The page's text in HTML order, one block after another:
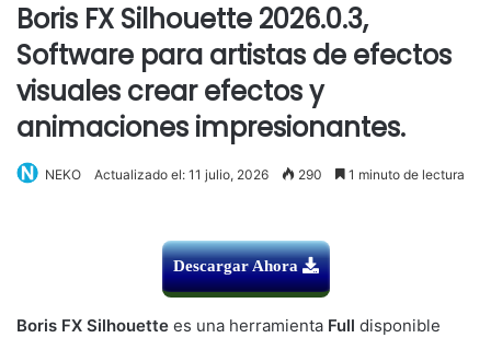
Boris FX Silhouette 2026.0.3,
Software para artistas de efectos
visuales crear efectos y
animaciones impresionantes.
NEKO Actualizado el: 11 julio, 2026 290 1 minuto de lectura
Descargar Ahora
Boris FX Silhouette es una herramienta Full disponible